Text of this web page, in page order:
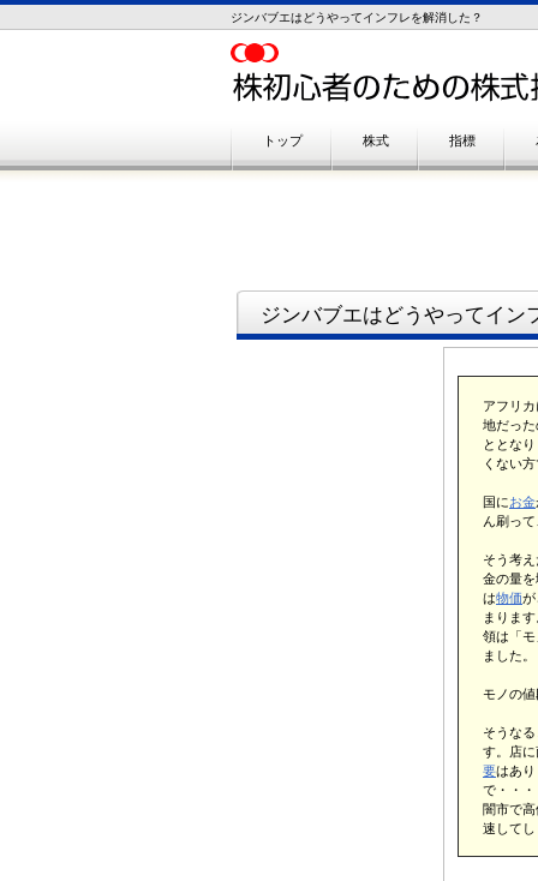
ジンバブエはどうやってインフレを解消した？
ジンバブエはどうやってイン
アフリ
地だっ
ととな
くない
国にお金
ん刷っ
そう考
金の量
は物価が
まりま
領は「
ました。
モノの
そうな
す。店
要はあ
で・・・
闇市で
速して
トップ 株式 指標